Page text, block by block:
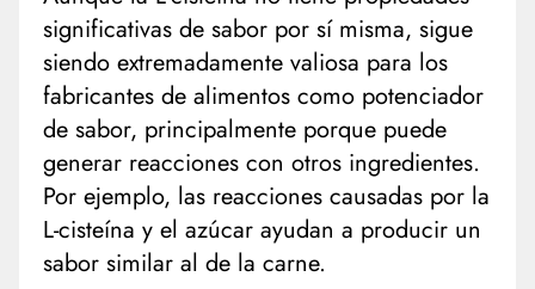
significativas de sabor por sí misma, sigue
siendo extremadamente valiosa para los
fabricantes de alimentos como potenciador
de sabor, principalmente porque puede
generar reacciones con otros ingredientes.
Por ejemplo, las reacciones causadas por la
L-cisteína y el azúcar ayudan a producir un
sabor similar al de la carne.